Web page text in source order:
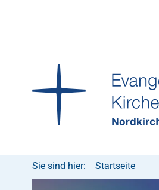
Sie sind hier: Startseite